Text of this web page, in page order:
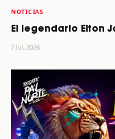
NOTICIAS
El legendario Elton
7 Jul, 2026